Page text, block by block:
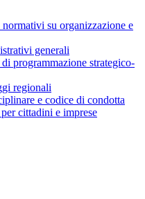
su organizzazione e
generali
programmazione strategico-
regionali
e codice di condotta
cittadini e imprese